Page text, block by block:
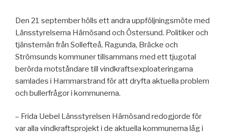
Den 21 september hölls ett andra uppföljningsmöte med
Länsstyrelserna Härnösand och Östersund. Politiker och
tjänstemän från Sollefteå, Ragunda, Bräcke och
Strömsunds kommuner tillsammans med ett tjugotal
berörda motståndare till vindkraftsexploateringarna
samlades i Hammarstrand för att dryfta aktuella problem
och bullerfrågor i kommunerna.
– Frida Uebel Länsstyrelsen Härnösand redogjorde för
var alla vindkraftsprojekt i de aktuella kommunerna låg i